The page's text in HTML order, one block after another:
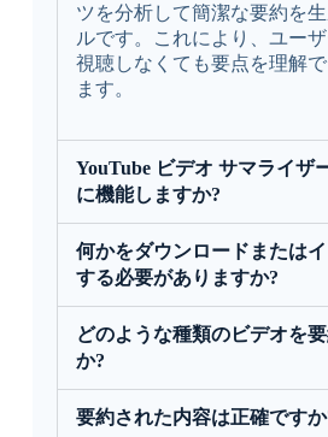
ツを分析して簡潔な要約を
ルです。これにより、ユー
視聴しなくても要点を理解
ます。
YouTube ビデオ サマライザ
に機能しますか?
何かをダウンロードまたは
する必要がありますか?
どのような種類のビデオを
か?
要約された内容は正確ですか